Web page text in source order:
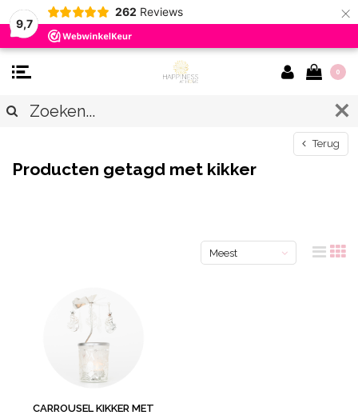
9,7
262 Reviews ×
0
Terug
Producten getagd met kikker
Meest
CARROUSEL KIKKER MET